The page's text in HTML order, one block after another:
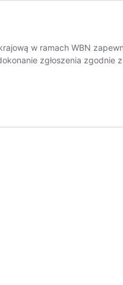
w ramach WBN
zgłoszenia zgodnie